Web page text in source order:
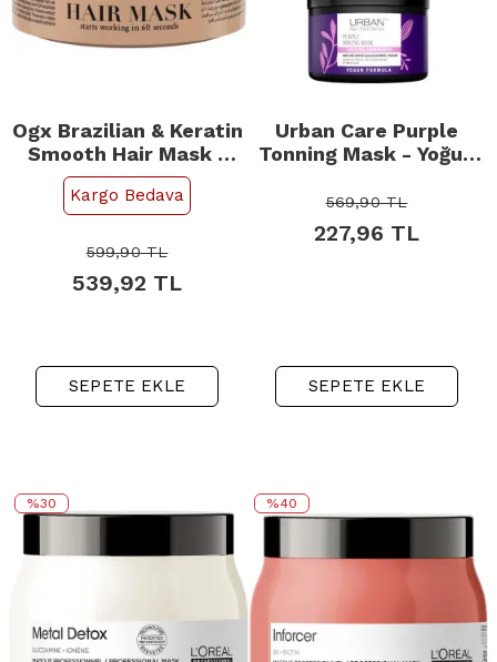
Ogx Brazilian & Keratin
Smooth Hair Mask -
Saç Bakım Maskesi
300ml
Kargo Bedava
599,90TL
539,92 TL
SEPETE EKLE
Urban Care Purple
Tonning Mask - Yoğun
230ml
569,90TL
227,96 TL
SEPETE EKLE
%30 %40